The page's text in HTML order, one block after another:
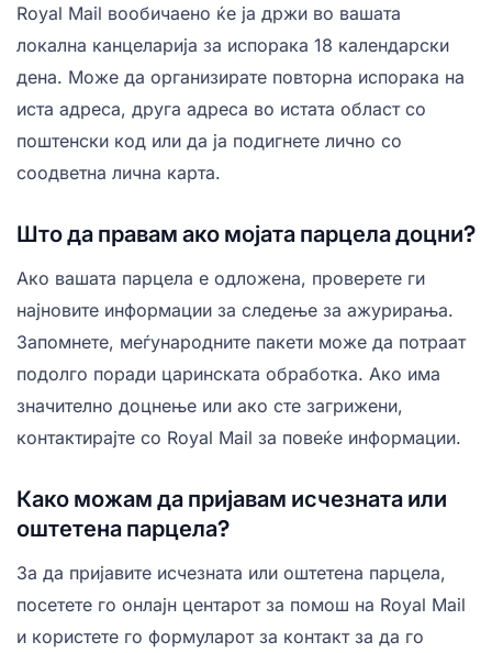
Royal Mail вообичаено ќе ја држи во вашата
локална канцеларија за испорака 18 календарски
дена. Може да организирате повторна испорака на
иста адреса, друга адреса во истата област со
поштенски код или да ја подигнете лично со
соодветна лична карта.
Што да правам ако мојата парцела доцни?
Ако вашата парцела е одложена, проверете ги
најновите информации за следење за ажурирања.
Запомнете, меѓународните пакети може да потраат
подолго поради царинската обработка. Ако има
значително доцнење или ако сте загрижени,
контактирајте со Royal Mail за повеќе информации.
Како можам да пријавам исчезната или
оштетена парцела?
За да пријавите исчезната или оштетена парцела,
посетете го онлајн центарот за помош на Royal Mail
и користете го формуларот за контакт за да го